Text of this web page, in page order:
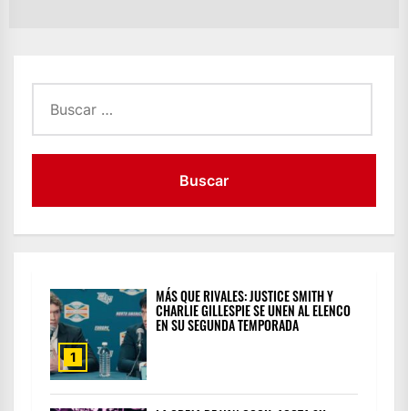
1
MÁS QUE RIVALES: JUSTICE SMITH Y
CHARLIE GILLESPIE SE UNEN AL ELENCO
EN SU SEGUNDA TEMPORADA